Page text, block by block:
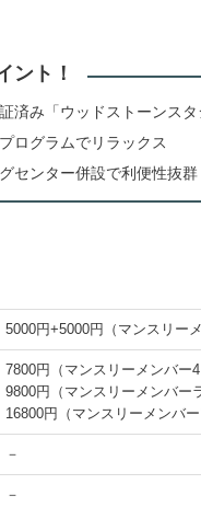
ント！
済み「ウッドストーンス
ログラムでリラックス
センター併設で利便性抜群
5000円+5000円（マンスリー
7800円（マンスリーメンバー4
9800円（マンスリーメンバー
16800円（マンスリーメンバー
－
－